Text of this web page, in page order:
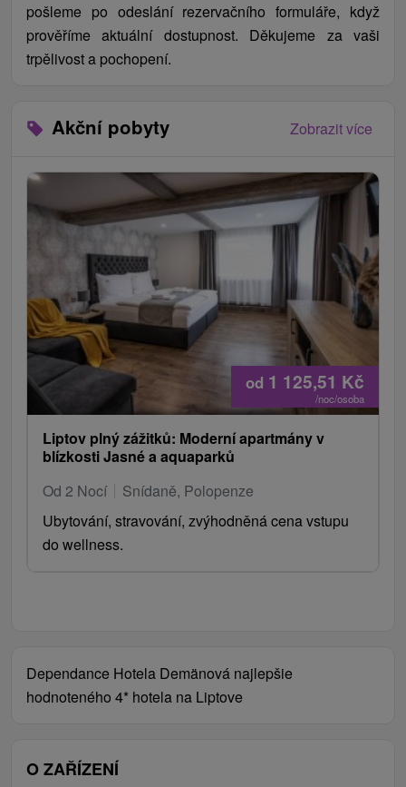
pošleme po odeslání rezervačního formuláře, když
prověříme aktuální dostupnost. Děkujeme za vaši
trpělivost a pochopení.
Akční pobyty Zobrazit více
od 1 125,51 Kč
/noc/osoba
Liptov plný zážitků: Moderní apartmány v
blízkosti Jasné a aquaparků
Od 2 Nocí
Snídaně, Polopenze
Ubytování, stravování, zvýhodněná cena vstupu
do wellness.
Dependance Hotela Demänová najlepšie
hodnoteného 4* hotela na Liptove
O ZAŘÍZENÍ